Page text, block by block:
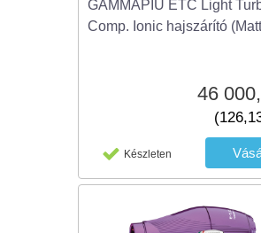
GAMMAPIÚ ETC Light
Comp. Ionic hajszárító
46
Készleten